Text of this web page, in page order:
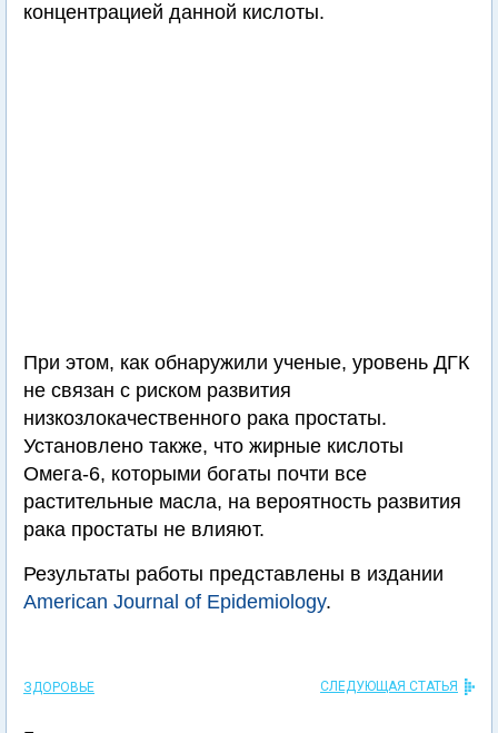
концентрацией данной кислоты.
При этом, как обнаружили ученые, уровень ДГК
не связан с риском развития
низкозлокачественного рака простаты.
Установлено также, что жирные кислоты
Омега-6, которыми богаты почти все
растительные масла, на вероятность развития
рака простаты не влияют.
Результаты работы представлены в издании
American Journal of Epidemiology.
ЗДОРОВЬЕ СЛЕДУЮЩАЯ СТАТЬЯ